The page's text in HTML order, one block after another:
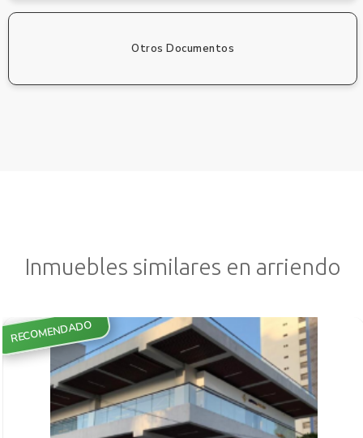
Otros Documentos
Inmuebles similares en arriendo
VER INMUEBLE
RECOMENDADO